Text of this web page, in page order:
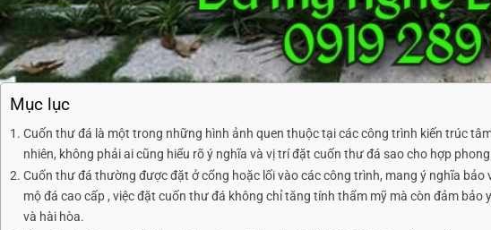
Mục lục
Cuốn thư đá là một trong những hình ảnh quen thuộc tại các công trình kiến trúc
nhiên, không phải ai cũng hiểu rõ ý nghĩa và vị trí đặt cuốn thư đá sao cho hợp
Cuốn thư đá thường được đặt ở cổng hoặc lối vào các công trình, mang ý nghĩa
mộ đá cao cấp , việc đặt cuốn thư đá không chỉ tăng tính thẩm mỹ mà còn đảm
và hài hòa.